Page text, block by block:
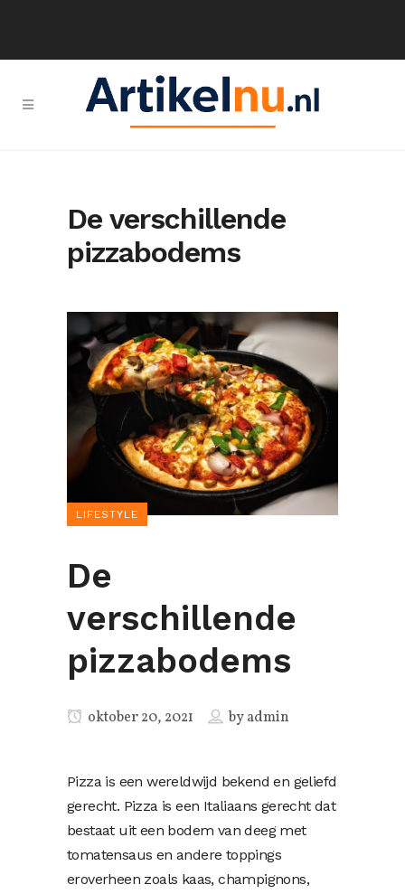
De verschillende
pizzabodems
LIFESTYLE
De
verschillende
pizzabodems
oktober 20, 2021 byadmin
Pizza is een wereldwijd bekend en geliefd
gerecht. Pizza is een Italiaans gerecht dat
bestaat uit een bodem van deeg met
tomatensaus en andere toppings
eroverheen zoals kaas, champignons,